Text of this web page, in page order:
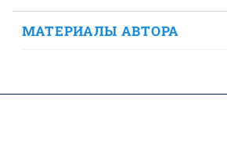
МАТЕРИАЛЫ АВТОРА